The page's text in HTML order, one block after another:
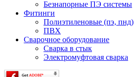
Безнапорные ПЭ системы
Фитинги
Полиэтиленовые (пэ, пнд)
ПВХ
Сварочное оборудование
Сварка в стык
Электромуфтовая сварка